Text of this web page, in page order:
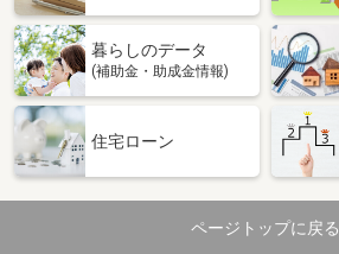
暮らしのデータ
(補助金・助成金情報)
住宅ローン
ページトップに戻る